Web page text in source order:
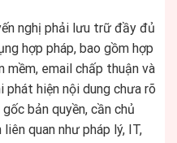
nghị phải lưu trữ đầy đủ
hợp pháp, bao gồm hợp
mềm, email chấp thuận và
hiện nội dung chưa rõ
bản quyền, cần chủ
quan như pháp lý, IT,